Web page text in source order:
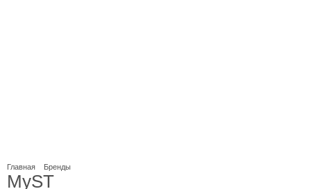
Главная Бренды
MyST